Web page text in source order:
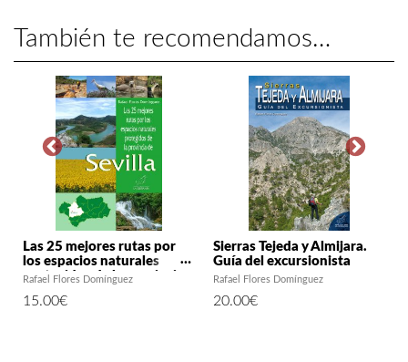
También te recomendamos…
Las 25 mejores rutas por
los espacios naturales
protegidos de la provincia
Rafael Flores Domínguez
15.00€
Sierras Tejeda y Almijara.
Guía del excursionista
Rafael Flores Domínguez
20.00€